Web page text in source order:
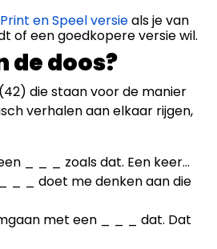
Print en Speel versieals je van
of een goedkopere versie wil.
de doos?
die staan voor de manier
verhalen aan elkaar rijgen,
_ _ _ zoals dat. Een keer...
_ _ doet me denken aan die
met een _ _ _ dat. Dat